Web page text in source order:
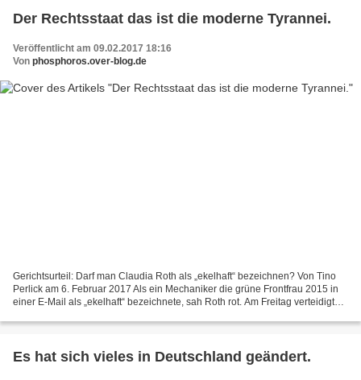
Der Rechtsstaat das ist die moderne Tyrannei.
Veröffentlicht am 09.02.2017 18:16
Von phosphoros.over-blog.de
Gerichtsurteil: Darf man Claudia Roth als „ekelhaft“ bezeichnen? Von Tino
Perlick am 6. Februar 2017 Als ein Mechaniker die grüne Frontfrau 2015 in
einer E-Mail als „ekelhaft“ bezeichnete, sah Roth rot. Am Freitag verteidigte
Es hat sich vieles in Deutschland geändert.